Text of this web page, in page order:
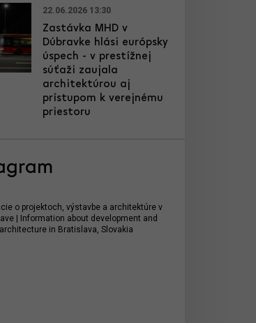
22.06.2026 13:30
Zastávka MHD v
Dúbravke hlási európsky
úspech - v prestížnej
súťaži zaujala
architektúrou aj
prístupom k verejnému
priestoru
o projektoch, výstavbe a architektúre v
| Information about development and
architecture in Bratislava, Slovakia